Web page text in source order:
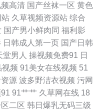
产91精品5 天堂avbt 亚洲黄
美女色色 亚洲天堂91 三级
视频在线 91精品国产丝袜
色色网 天天久人艹 男人肏屄
高清 国产丝袜一区 黄色
站 久草视频资源站 综合
国产男小鲜肉同 福利影
日韩成人第一页 国产日韩
堂男人 操视频免费91 日
视频 91美女在线视频 51
源 波多野洁衣视频 污网
91艹艹 久草网在线 18
二区 韩日爆乳无码三级